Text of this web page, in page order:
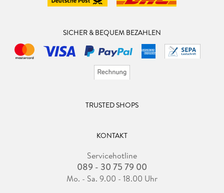
SICHER & BEQUEM BEZAHLEN
TRUSTED SHOPS
KONTAKT
Servicehotline
089 - 30 75 79 00
Mo. - Sa. 9.00 - 18.00 Uhr